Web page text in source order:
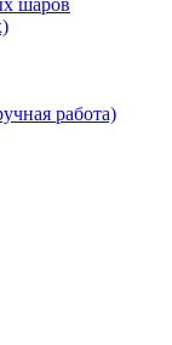
шаров
работа)